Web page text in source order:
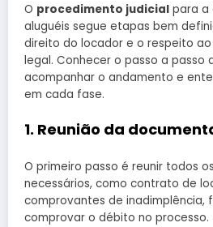
O procedimento judicial para a
aluguéis segue etapas bem
direito do locador e o respeito
legal. Conhecer o passo a passo
acompanhar o andamento e
em cada fase.
1. Reunião da
O primeiro passo é reunir todos
necessários, como contrato de
comprovantes de inadimplência,
comprovar o débito no processo.